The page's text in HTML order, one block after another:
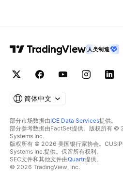
人类制造
简体中文
部分市场数据由ICE Data Services提供。
部分参考数据由FactSet提供。版权所有 ©
Systems Inc.
版权所有 © 2026 美国银行家协会。
Systems Inc.提供。保留所有权利。
SEC文件和其他文件由Quartr提供。
© 2026 TradingView, Inc.